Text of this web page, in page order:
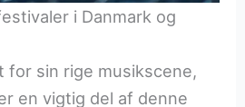
i Danmark og
for sin rige musikscene,
en vigtig del af denne